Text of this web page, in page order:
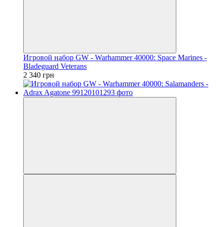
Игровой набор GW - Warhammer 40000: Space Marines -
Bladeguard Veterans
2 340 грн